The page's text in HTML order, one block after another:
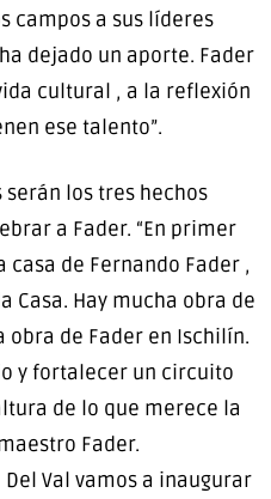
campos a sus líderes
dejado un aporte. Fader
cultural , a la reflexión
ese talento”.
los tres hechos
a Fader. “En primer
de Fernando Fader ,
Casa. Hay mucha obra de
obra de Fader en Ischilín.
y fortalecer un circuito
de lo que merece la
Fader.
Val vamos a inaugurar